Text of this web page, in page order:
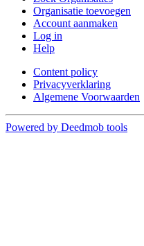
Organisatie toevoegen
Account aanmaken
Log in
Help
Content policy
Privacyverklaring
Algemene Voorwaarden
Powered by Deedmob tools